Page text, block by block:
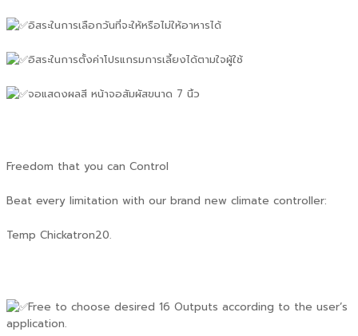
อิสระในการเลือกวันที่จะให้หรือไม่ให้อาหารได้
อิสระในการตั้งค่าโปรแกรมการเลี้ยงได้ตามใจผู้ใช้
จอแสดงผลสี หน้าจอสัมผัสขนาด 7 นิ้ว
Freedom that you can Control
Beat every limitation with our brand new climate controller:
Temp Chickatron20.
Free to choose desired 16 Outputs according to the user’s
application.